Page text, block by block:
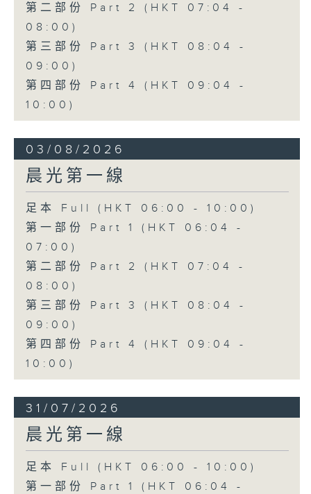
第二部份 Part 2 (HKT 07:04 -
08:00)
第三部份 Part 3 (HKT 08:04 -
09:00)
第四部份 Part 4 (HKT 09:04 -
10:00)
03/08/2026
晨光第一線
足本 Full (HKT 06:00 - 10:00)
第一部份 Part 1 (HKT 06:04 -
07:00)
第二部份 Part 2 (HKT 07:04 -
08:00)
第三部份 Part 3 (HKT 08:04 -
09:00)
第四部份 Part 4 (HKT 09:04 -
10:00)
31/07/2026
晨光第一線
足本 Full (HKT 06:00 - 10:00)
第一部份 Part 1 (HKT 06:04 -